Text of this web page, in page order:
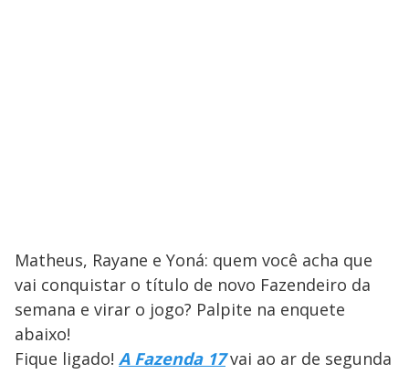
Matheus, Rayane e Yoná: quem você acha que
vai conquistar o título de novo Fazendeiro da
semana e virar o jogo? Palpite na enquete
abaixo!
Fique ligado! A Fazenda 17vai ao ar de segunda